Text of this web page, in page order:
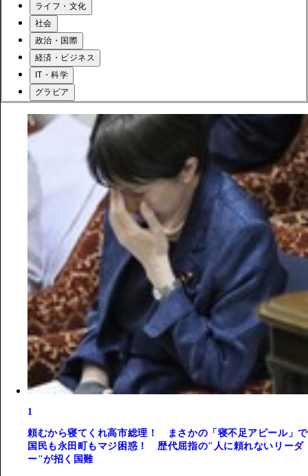
ライフ・文化
社会
政治・国際
経済・ビジネス
IT・科学
グラビア
1
頼むから寝てくれ高市総理！ まさかの「寝不足アピール」で
国民も永田町もマジ困惑！ 歴代屈指の"人に頼れないリーダ
ー"が招く国難